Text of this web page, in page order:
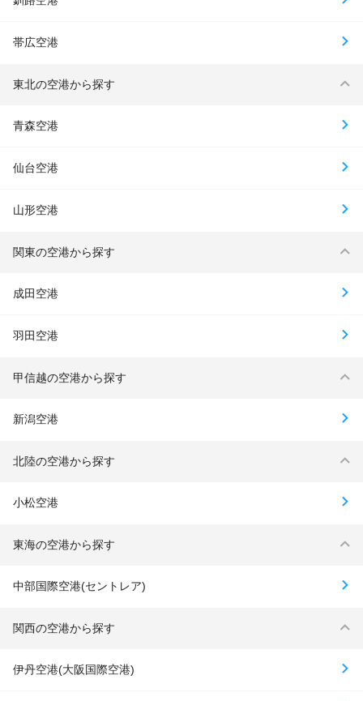
帯広空港
東北の空港から探す
青森空港
仙台空港
山形空港
関東の空港から探す
成田空港
羽田空港
甲信越の空港から探す
新潟空港
北陸の空港から探す
小松空港
東海の空港から探す
中部国際空港(セントレア)
関西の空港から探す
伊丹空港(大阪国際空港)